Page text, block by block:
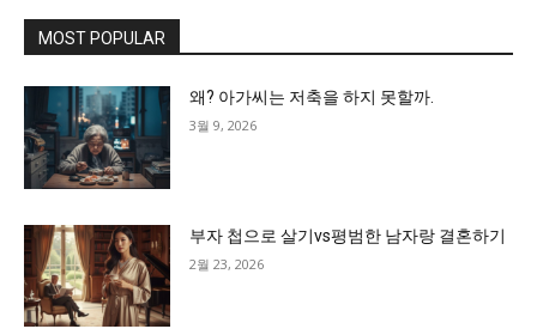
MOST POPULAR
왜? 아가씨는 저축을 하지 못할까.
3월 9, 2026
부자 첩으로 살기vs평범한 남자랑 결혼하기
2월 23, 2026